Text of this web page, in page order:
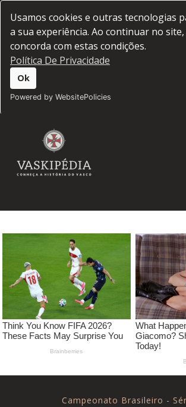
Usamos cookies e outras tecnologias
a sua experiência. Ao continuar no site,
concorda com estas condições.
Política De Privacidade
Ok
Powered by WebsitePolicies
Campeonato Brasileiro -